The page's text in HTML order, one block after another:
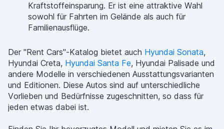
Kraftstoffeinsparung. Er ist eine attraktive Wahl
sowohl für Fahrten im Gelände als auch für
Familienausflüge.
Der "Rent Cars"-Katalog bietet auch Hyundai Sonata,
Hyundai Creta, Hyundai Santa Fe, Hyundai Palisade und
andere Modelle in verschiedenen Ausstattungsvarianten
und Editionen. Diese Autos sind auf unterschiedliche
Vorlieben und Bedürfnisse zugeschnitten, so dass für
jeden etwas dabei ist.